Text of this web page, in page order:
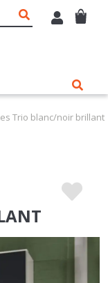
Trio blanc/noir brillant